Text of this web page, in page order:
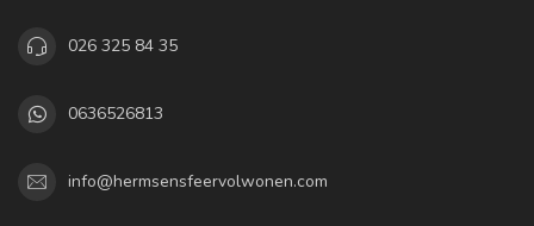
026 325 84 35
0636526813
info@hermsensfeervolwonen.com